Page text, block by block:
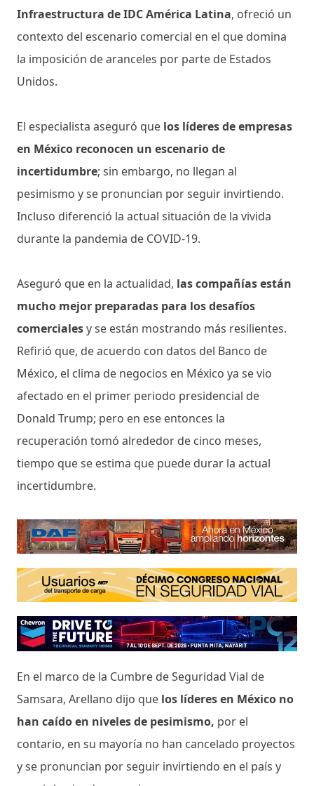
Infraestructura de IDC América Latina, ofreció un
contexto del escenario comercial en el que domina
la imposición de aranceles por parte de Estados
Unidos.
El especialista aseguró que los líderes de empresas
en México reconocen un escenario de
incertidumbre; sin embargo, no llegan al
pesimismo y se pronuncian por seguir invirtiendo.
Incluso diferenció la actual situación de la vivida
durante la pandemia de COVID-19.
Aseguró que en la actualidad, las compañías están
mucho mejor preparadas para los desafíos
comercialesy se están mostrando más resilientes.
Refirió que, de acuerdo con datos del Banco de
México, el clima de negocios en México ya se vio
afectado en el primer periodo presidencial de
Donald Trump; pero en ese entonces la
recuperación tomó alrededor de cinco meses,
tiempo que se estima que puede durar la actual
incertidumbre.
En el marco de la Cumbre de Seguridad Vial de
Samsara, Arellano dijo que los líderes en México no
han caído en niveles de pesimismo, por el
contario, en su mayoría no han cancelado proyectos
y se pronuncian por seguir invirtiendo en el país y